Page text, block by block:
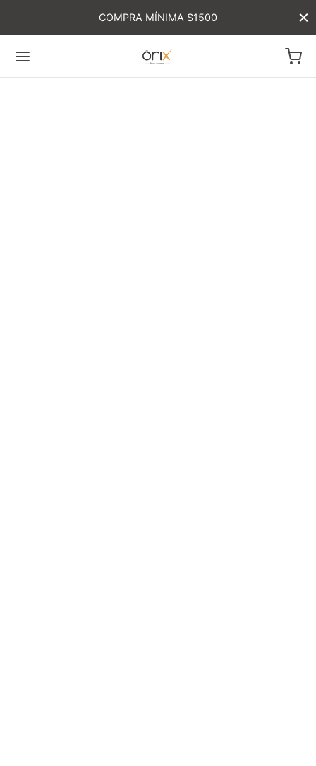
COMPRA MÍNIMA $1500